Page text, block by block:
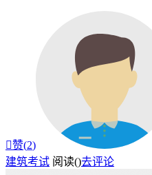
赞(2)
建筑考试 阅读()去评论